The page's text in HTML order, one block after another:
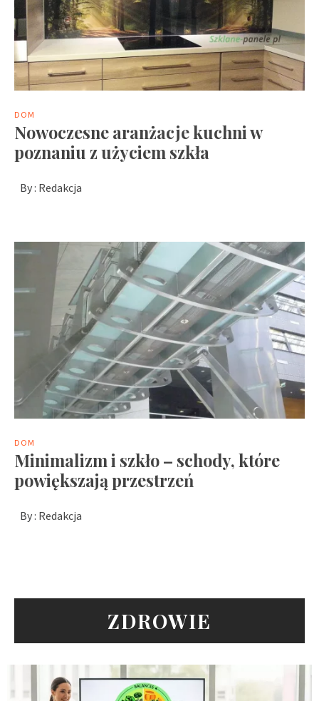
DOM
Nowoczesne aranżacje kuchni w
poznaniu z użyciem szkła
By : Redakcja
DOM
Minimalizm i szkło – schody, które
powiększają przestrzeń
By : Redakcja
ZDROWIE